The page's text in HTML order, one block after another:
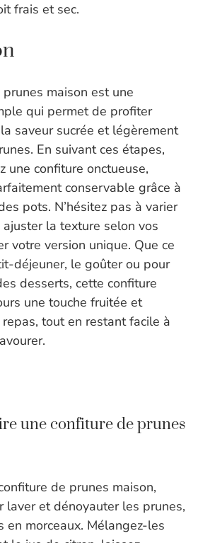
frais et sec.
maison est une
qui permet de profiter
saveur sucrée et légèrement
En suivant ces étapes,
une confiture onctueuse,
conservable grâce à
pots. N’hésitez pas à varier
la texture selon vos
votre version unique. Que ce
déjeuner, le goûter ou pour
desserts, cette confiture
une touche fruitée et
tout en restant facile à
une confiture de prunes
de prunes maison,
laver et dénoyauter les prunes,
en morceaux. Mélangez-les